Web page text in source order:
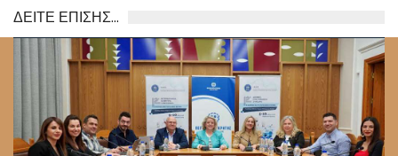
ΔΕΙΤΕ ΕΠΙΣΗΣ...